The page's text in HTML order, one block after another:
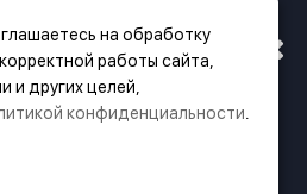
ПО НОВОМУ
ПОДРОБНАЯ
О ПЕРЕЕЗДЕ
на обработку
работы сайта,
и других целей,
конфиденциальности